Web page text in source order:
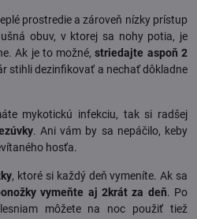
prostredie a zároveň nízky prístup
obuv, v ktorej sa nohy potia, je
Ak je to možné,striedajte aspoň 2
stihli dezinfikovať a nechať dôkladne
mykotickú infekciu, tak si radšej
. Ani vám by sa nepáčilo, keby
hosťa.
, ktoré si každý deň vymeníte. Ak sa
vymeňte aj 2krát za deň. Po
môžete na noc použiť tiež